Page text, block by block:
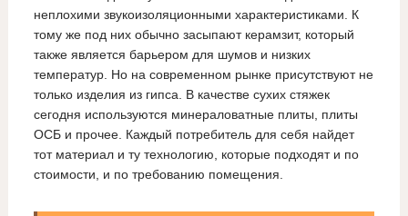
неплохими звукоизоляционными характеристиками. К
тому же под них обычно засыпают керамзит, который
также является барьером для шумов и низких
температур. Но на современном рынке присутствуют не
только изделия из гипса. В качестве сухих стяжек
сегодня используются минераловатные плиты, плиты
ОСБ и прочее. Каждый потребитель для себя найдет
тот материал и ту технологию, которые подходят и по
стоимости, и по требованию помещения.